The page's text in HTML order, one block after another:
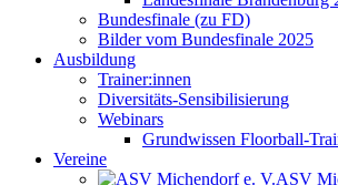
Bundesfinale (zu FD)
Bilder vom Bundesfinale 2025
Ausbildung
Trainer:innen
Diversitäts-Sensibilisierung
Webinars
Grundwissen Floorball-
Vereine
ASV